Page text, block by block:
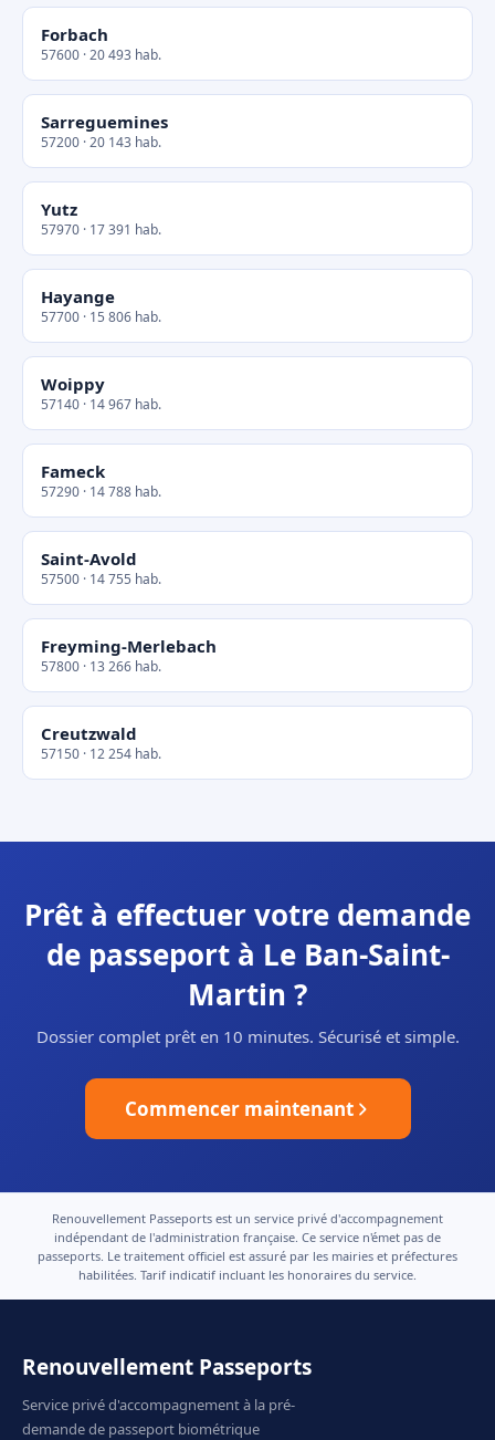
Forbach
57600 · 20 493 hab.
Sarreguemines
57200 · 20 143 hab.
Yutz
57970 · 17 391 hab.
Hayange
57700 · 15 806 hab.
Woippy
57140 · 14 967 hab.
Fameck
57290 · 14 788 hab.
Saint-Avold
57500 · 14 755 hab.
Freyming-Merlebach
57800 · 13 266 hab.
Creutzwald
57150 · 12 254 hab.
Prêt à effectuer votre demande
de passeport à Le Ban-Saint-
Martin ?
Dossier complet prêt en 10 minutes. Sécurisé et simple.
Commencer maintenant
Renouvellement Passeports est un service privé d'accompagnement
indépendant de l'administration française. Ce service n'émet pas de
passeports. Le traitement officiel est assuré par les mairies et préfectures
habilitées. Tarif indicatif incluant les honoraires du service.
Renouvellement Passeports
Service privé d'accompagnement à la pré-
demande de passeport biométrique